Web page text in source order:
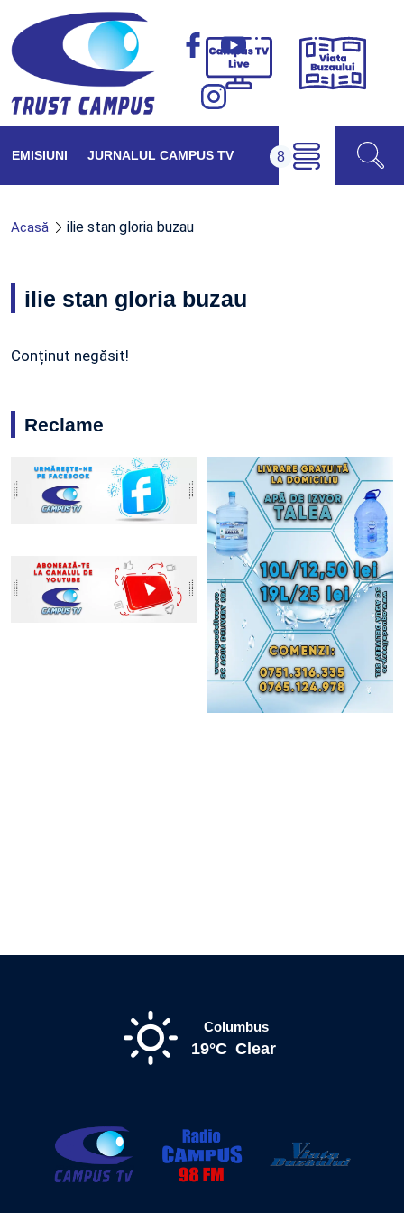
Campus
Viața
EMISIUNI JURNALUL CAMPUS TV
Acasă ilie stan gloria buzau
ilie stan gloria buzau
Conținut negăsit!
Reclame
Columbus
19°C Clear